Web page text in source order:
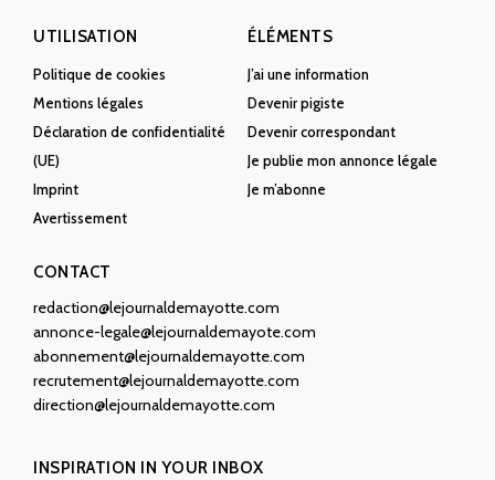
UTILISATION
Politique de cookies
Mentions légales
Déclaration de confidentialité
(UE)
Imprint
Avertissement
ÉLÉMENTS
J’ai une information
Devenir pigiste
Devenir correspondant
Je publie mon annonce légale
Je m’abonne
CONTACT
redaction@lejournaldemayotte.com
annonce-legale@lejournaldemayote.com
abonnement@lejournaldemayotte.com
recrutement@lejournaldemayotte.com
direction@lejournaldemayotte.com
INSPIRATION IN YOUR INBOX